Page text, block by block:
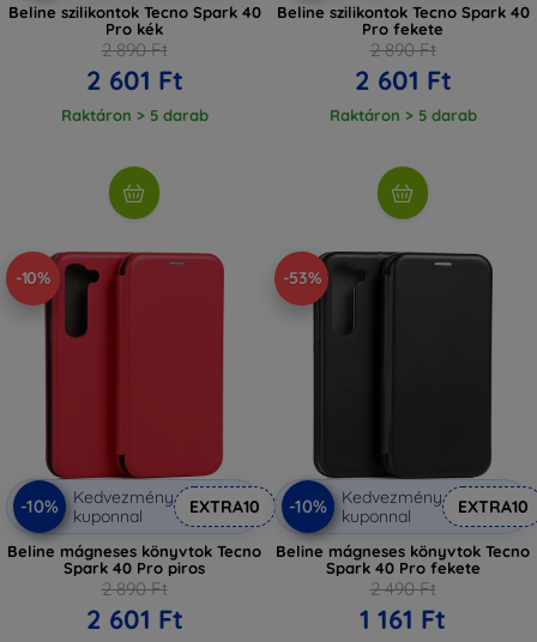
Beline szilikontok Tecno Spark 40
Pro kék
2 890 Ft
2 601 Ft
Raktáron > 5 darab
Beline szilikontok Tecno Spark 40
Pro fekete
2 890 Ft
2 601 Ft
Raktáron > 5 darab
-10%
-10%
Kedvezmény
kuponnal
EXTRA10
Beline mágneses könyvtok Tecno
Spark 40 Pro piros
2 890 Ft
2 601 Ft
-53%
-10%
Kedvezmény
kuponnal
EXTRA10
Beline mágneses könyvtok Tecno
Spark 40 Pro fekete
2 490 Ft
1 161 Ft